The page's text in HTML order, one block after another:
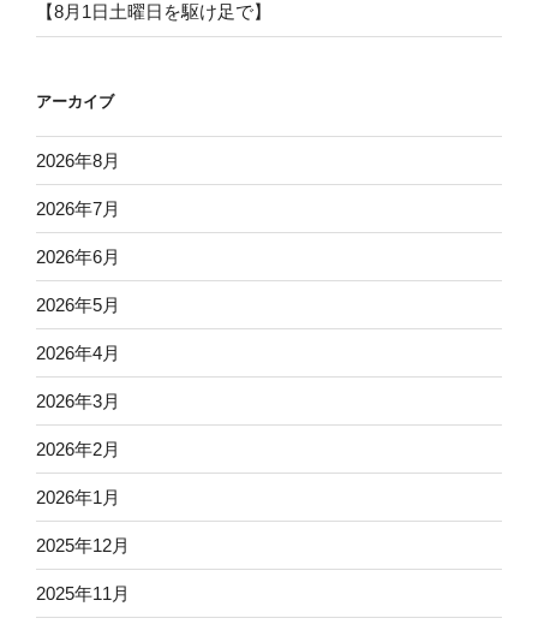
【8月1日土曜日を駆け足で】
アーカイブ
2026年8月
2026年7月
2026年6月
2026年5月
2026年4月
2026年3月
2026年2月
2026年1月
2025年12月
2025年11月